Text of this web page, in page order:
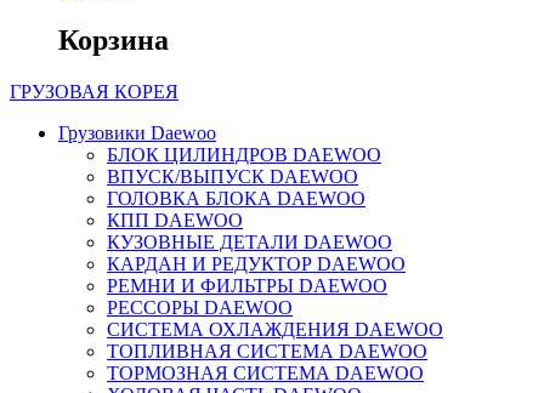
Корзина
ГРУЗОВАЯ КОРЕЯ
Грузовики Daewoo
БЛОК ЦИЛИНДРОВ DAEWOO
ВПУСК/ВЫПУСК DAEWOO
ГОЛОВКА БЛОКА DAEWOO
КПП DAEWOO
КУЗОВНЫЕ ДЕТАЛИ DAEWOO
КАРДАН И РЕДУКТОР DAEWOO
РЕМНИ И ФИЛЬТРЫ DAEWOO
РЕССОРЫ DAEWOO
СИСТЕМА ОХЛАЖДЕНИЯ DAEWOO
ТОПЛИВНАЯ СИСТЕМА DAEWOO
ТОРМОЗНАЯ СИСТЕМА DAEWOO